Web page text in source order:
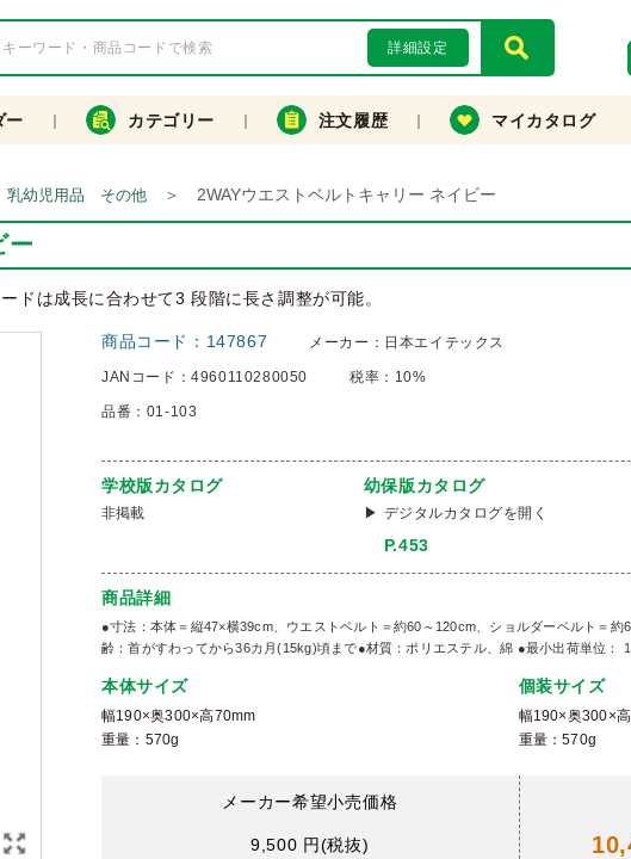
詳細設定
合計： 0円
ー カテゴリー 注文履歴 マイカタログ
乳幼児用品 その他 ＞ 2WAYウエストベルトキャリー ネイビー
ー
ドは成長に合わせて3 段階に長さ調整が可能。
商品コード： 147867 メーカー： 日本エイテックス
JANコード：4960110280050 税率： 10%
品番： 01-103
学校版カタログ
非掲載
幼保版カタログ
デジタルカタログを開く
P.453
商品詳細
●寸法：本体＝縦47×横39cm、ウエストベルト＝約60～120cm、ショルダーベルト＝
齢：首がすわってから36カ月(15kg)頃まで●材質：ポリエステル、綿 ●最小出荷単位： 1
本体サイズ
幅190×奥300×高70mm
重量：570g
個装サイズ
幅190×奥300×
重量：570g
メーカー希望小売価格
9,500 円(税抜)